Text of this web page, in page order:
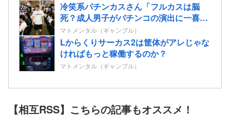
冷笑系パチンカスさん「フルカスは脳
死？成人男子がパチンコの演出に一喜一
憂してる方が脳死なんよ」
マトメンタル（ギャンブル）
Lからくりサーカス2は筐体がアレじゃな
ければもっと稼働するのか？
マトメンタル（ギャンブル）
【相互RSS】こちらの記事もオススメ！